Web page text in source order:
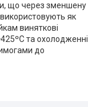
що через зменшену
як
виняткові
та охолодженні
до